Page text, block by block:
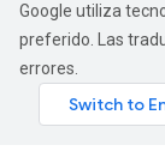
Google utiliza
preferido. Las
errores.